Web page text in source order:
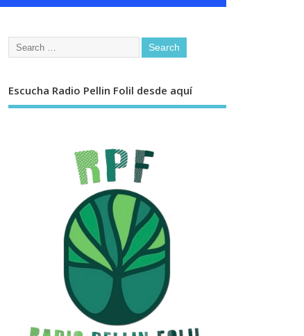
Escucha Radio Pellin Folil desde aquí